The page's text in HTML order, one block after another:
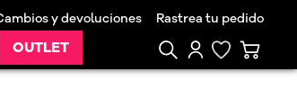
y devoluciones Rastrea tu pedido
OUTLET